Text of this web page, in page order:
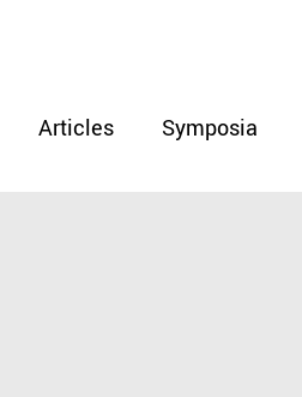
Articles Symposia